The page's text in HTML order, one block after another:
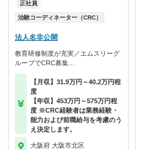
正社員
治験コーディネーター（CRC）
法人名非公開
教育研修制度が充実／エムスリーグ
ループでCRC募集…
【月収】31.9万円～40.2万円程
度
【年収】453万円～575万円程
度 ※CRC経験者は業務経験・
能力および前職給与を考慮のう
え決定します。
大阪府 大阪市北区